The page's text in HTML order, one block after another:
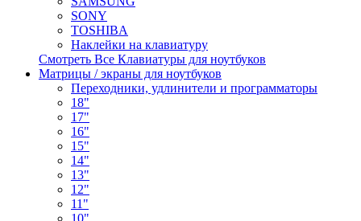
SONY
TOSHIBA
Наклейки на клавиатуру
Смотреть Все Клавиатуры для ноутбуков
Матрицы / экраны для ноутбуков
Переходники, удлинители и программаторы
18"
17"
16"
15"
14"
13"
12"
11"
10"